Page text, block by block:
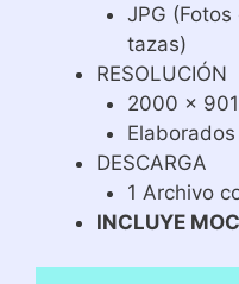
JPG
tazas)
RESOLUCIÓN
2000 x
DESCARGA
1 Archivo
INCLUYE